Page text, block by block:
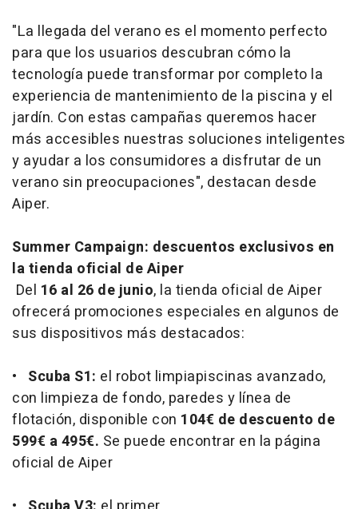
"La llegada del verano es el momento perfecto
para que los usuarios descubran cómo la
tecnología puede transformar por completo la
experiencia de mantenimiento de la piscina y el
jardín. Con estas campañas queremos hacer
más accesibles nuestras soluciones inteligentes
y ayudar a los consumidores a disfrutar de un
verano sin preocupaciones", destacan desde
Aiper.
Summer Campaign: descuentos exclusivos en
la tienda oficial de Aiper
Del 16 al 26 de junio, la tienda oficial de Aiper
ofrecerá promociones especiales en algunos de
sus dispositivos más destacados:
• Scuba S1: el robot limpiapiscinas avanzado,
con limpieza de fondo, paredes y línea de
flotación, disponible con 104€ de descuento de
599€ a 495€. Se puede encontrar en la página
oficial de Aiper